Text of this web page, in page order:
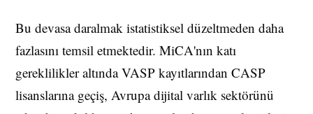
Bu devasa daralmak istatistiksel düzeltmeden daha
fazlasını temsil etmektedir. MiCA'nın katı
gereklilikler altında VASP kayıtlarından CASP
lisanslarına geçiş, Avrupa dijital varlık sektörünü